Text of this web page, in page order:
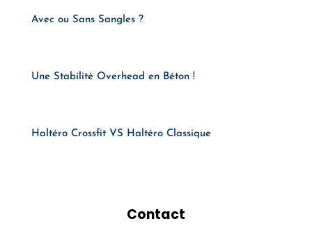
Avec ou Sans Sangles ?
Une Stabilité Overhead en Béton !
Haltéro Crossfit VS Haltéro Classique
Contact